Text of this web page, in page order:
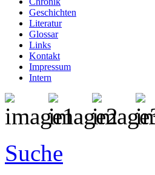
Geschichten
Literatur
Glossar
Links
Kontakt
Impressum
Intern
Suche